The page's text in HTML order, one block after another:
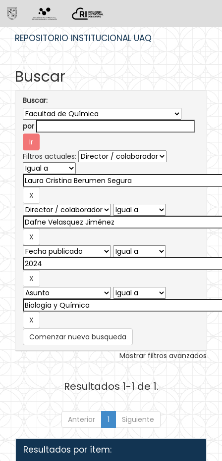
REPOSITORIO INSTITUCIONAL UAQ
Buscar
Buscar:
por
Filtros actuales:
Comenzar nueva busqueda
Mostrar filtros avanzados
Resultados 1-1 de 1.
Anterior 1 Siguiente
Resultados por ítem: